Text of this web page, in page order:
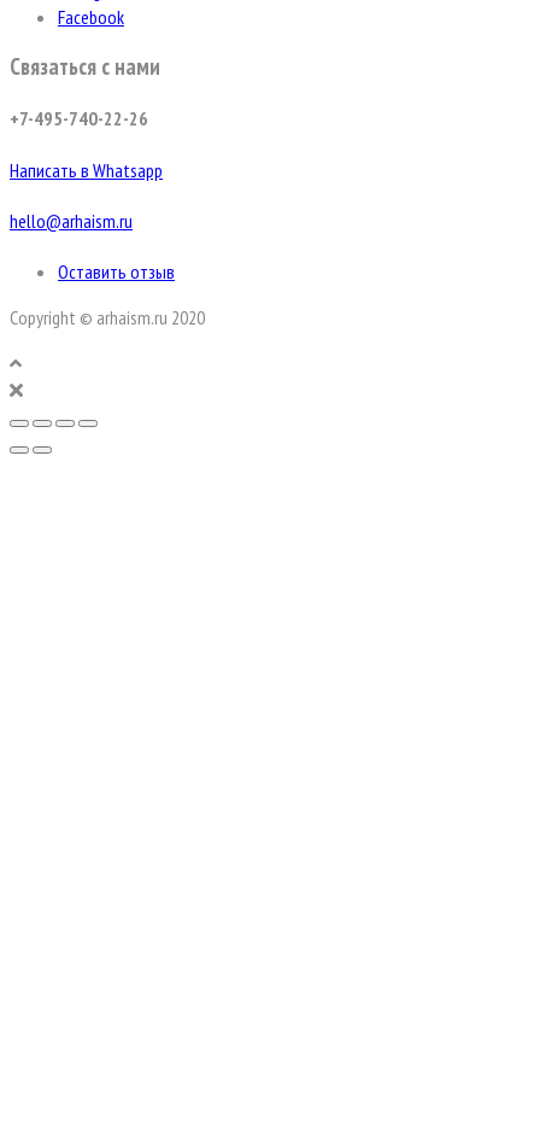
Facebook
Связаться с нами
+7-495-740-22-26
Написать в Whatsapp
hello@arhaism.ru
Оставить отзыв
Copyright © arhaism.ru 2020